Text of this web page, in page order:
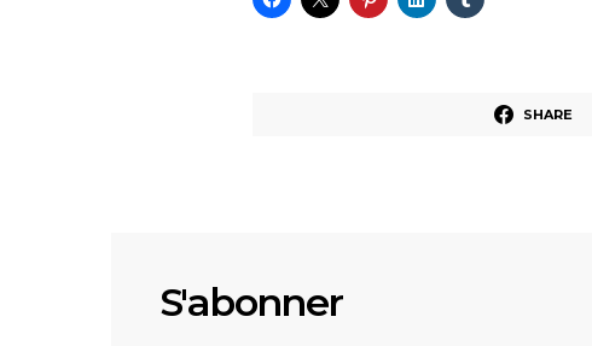
SHARE
S'abonner